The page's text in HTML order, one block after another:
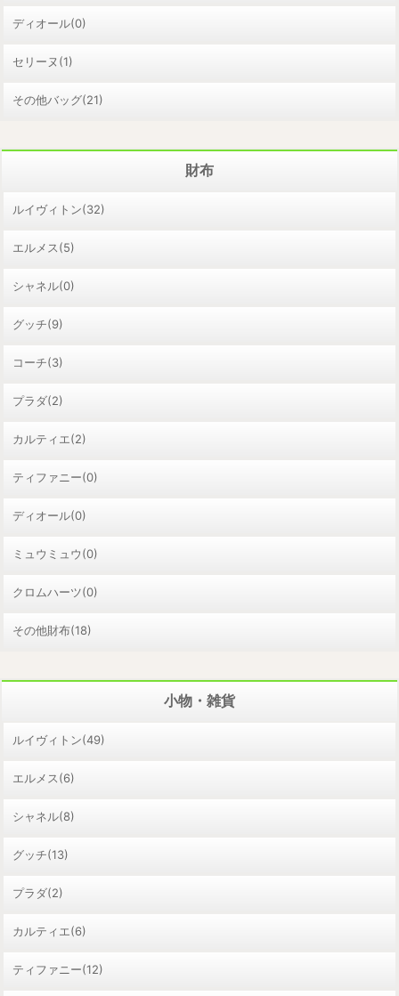
ディオール(0)
セリーヌ(1)
その他バッグ(21)
財布
ルイヴィトン(32)
エルメス(5)
シャネル(0)
グッチ(9)
コーチ(3)
プラダ(2)
カルティエ(2)
ティファニー(0)
ディオール(0)
ミュウミュウ(0)
クロムハーツ(0)
その他財布(18)
小物・雑貨
ルイヴィトン(49)
エルメス(6)
シャネル(8)
グッチ(13)
プラダ(2)
カルティエ(6)
ティファニー(12)